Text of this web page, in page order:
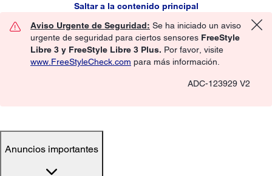
Saltar a la contenido principal
Aviso Urgente de Seguridad: Se ha iniciado un aviso
urgente de seguridad para ciertos sensores FreeStyle
Libre 3 y FreeStyle Libre 3 Plus. Por favor, visite
www.FreeStyleCheck.com para más información.
ADC-123929 V2
Anuncios importantes